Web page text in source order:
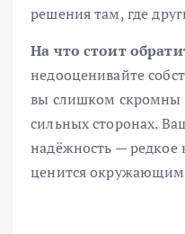
решения там, где
На что стоит
недооценивайте
вы слишком скромны
сильных сторонах.
надёжность — редкое
ценится